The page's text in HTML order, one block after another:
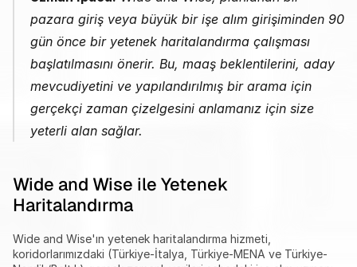
pazara giriş veya büyük bir işe alım girişiminden 90
gün önce bir yetenek haritalandırma çalışması
başlatılmasını önerir. Bu, maaş beklentilerini, aday
mevcudiyetini ve yapılandırılmış bir arama için
gerçekçi zaman çizelgesini anlamanız için size
yeterli alan sağlar.
Wide and Wise ile Yetenek
Haritalandırma
Wide and Wise'ın yetenek haritalandırma hizmeti,
koridorlarımızdaki (Türkiye-İtalya, Türkiye-MENA ve Türkiye-